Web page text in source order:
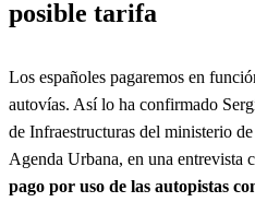
posible tarifa
Los españoles pagaremos en
autovías. Así lo ha confirmado
de Infraestructuras del ministerio
Agenda Urbana, en una entrevista
pago por uso de las autopistas